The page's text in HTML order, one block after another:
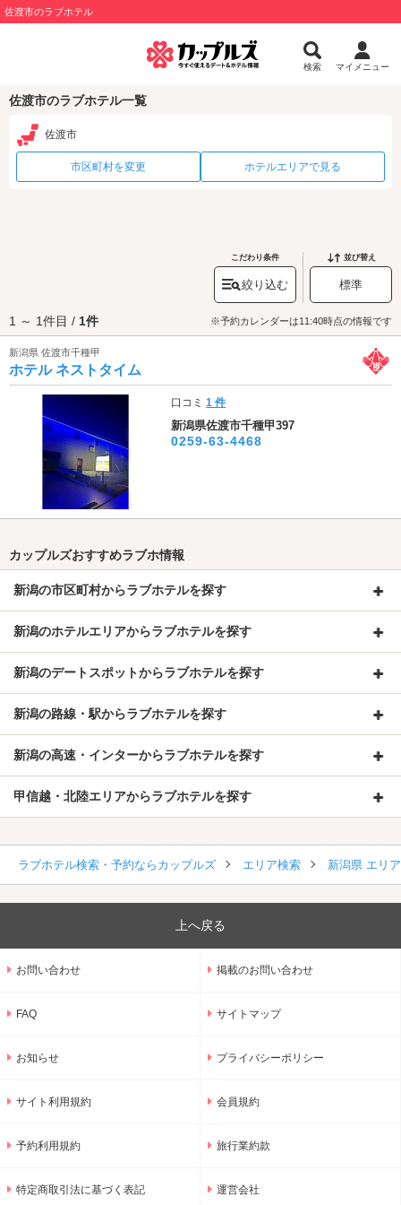
佐渡市のラブホテル
検索 マイメニュー
佐渡市のラブホテル一覧
佐渡市
市区町村を変更 ホテルエリアで見る
こだわり条件
絞り込む
並び替え
標準
1 ～ 1件目 / 1件 ※予約カレンダーは11:40時点の情報です
新潟県 佐渡市千種甲
ホテル ネストタイム
口コミ1 件
新潟県佐渡市千種甲397
0259-63-4468
カップルズおすすめラブホ情報
新潟の市区町村からラブホテルを探す
新潟のホテルエリアからラブホテルを探す
新潟のデートスポットからラブホテルを探す
新潟の路線・駅からラブホテルを探す
新潟の高速・インターからラブホテルを探す
甲信越・北陸エリアからラブホテルを探す
ラブホテル検索・予約ならカップルズ エリア検索 新潟県 エリ
上へ戻る
お問い合わせ 掲載のお問い合わせ
FAQ サイトマップ
お知らせ プライバシーポリシー
サイト利用規約 会員規約
予約利用規約 旅行業約款
特定商取引法に基づく表記 運営会社